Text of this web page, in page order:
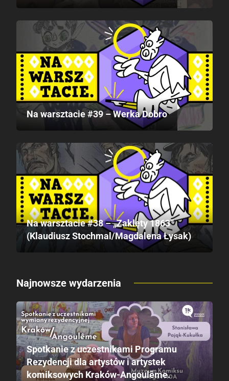
Na warsztacie #39 – Werka Dobro
Na warsztacie #38 – „Zaklęty 1863”
(Klaudiusz Stochmal/Magdalena Łysak)
Najnowsze wydarzenia
Spotkanie z uczestnikami Programu
Rezydencji dla artystów i artystek
komiksowych Kraków-Angoulême.